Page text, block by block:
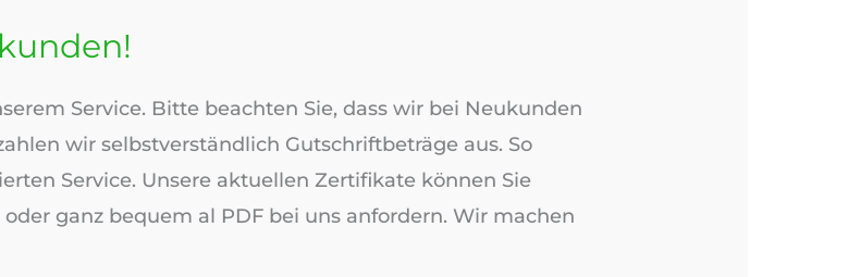
Service. Bitte beachten Sie, dass wir bei Neukunden
wir selbstverständlich Gutschriftbeträge aus. So
Service. Unsere aktuellen Zertifikate können Sie
ganz bequem al PDF bei uns anfordern. Wir machen